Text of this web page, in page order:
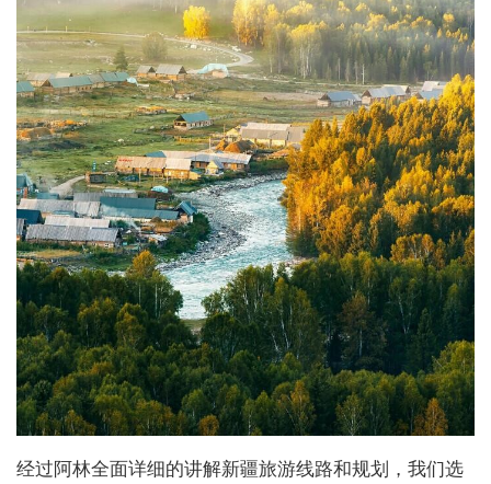
经过阿林全面详细的讲解新疆旅游线路和规划，我们选